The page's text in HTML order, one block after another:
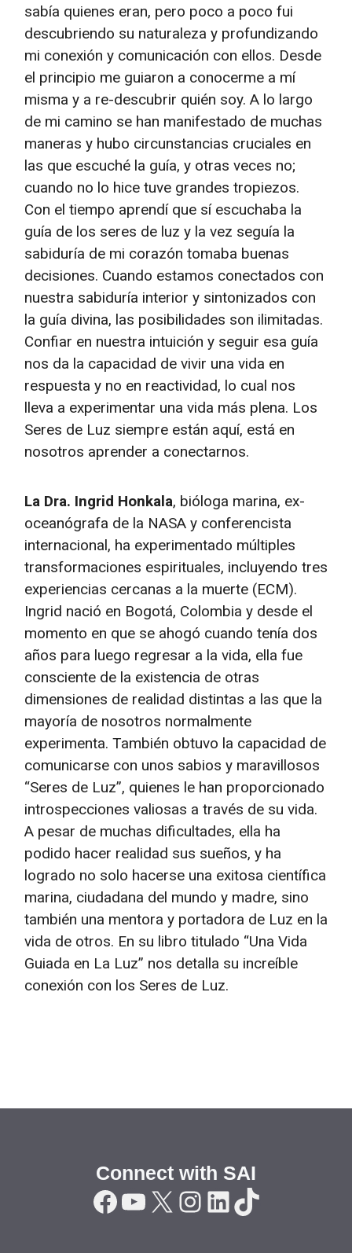
sabía quienes eran, pero poco a poco fui
descubriendo su naturaleza y profundizando
mi conexión y comunicación con ellos. Desde
el principio me guiaron a conocerme a mí
misma y a re-descubrir quién soy. A lo largo
de mi camino se han manifestado de muchas
maneras y hubo circunstancias cruciales en
las que escuché la guía, y otras veces no;
cuando no lo hice tuve grandes tropiezos.
Con el tiempo aprendí que sí escuchaba la
guía de los seres de luz y la vez seguía la
sabiduría de mi corazón tomaba buenas
decisiones. Cuando estamos conectados con
nuestra sabiduría interior y sintonizados con
la guía divina, las posibilidades son ilimitadas.
Confiar en nuestra intuición y seguir esa guía
nos da la capacidad de vivir una vida en
respuesta y no en reactividad, lo cual nos
lleva a experimentar una vida más plena. Los
Seres de Luz siempre están aquí, está en
nosotros aprender a conectarnos.
La Dra. Ingrid Honkala, bióloga marina, ex-
oceanógrafa de la NASA y conferencista
internacional, ha experimentado múltiples
transformaciones espirituales, incluyendo tres
experiencias cercanas a la muerte (ECM).
Ingrid nació en Bogotá, Colombia y desde el
momento en que se ahogó cuando tenía dos
años para luego regresar a la vida, ella fue
consciente de la existencia de otras
dimensiones de realidad distintas a las que la
mayoría de nosotros normalmente
experimenta. También obtuvo la capacidad de
comunicarse con unos sabios y maravillosos
“Seres de Luz”, quienes le han proporcionado
introspecciones valiosas a través de su vida.
A pesar de muchas dificultades, ella ha
podido hacer realidad sus sueños, y ha
logrado no solo hacerse una exitosa científica
marina, ciudadana del mundo y madre, sino
también una mentora y portadora de Luz en la
vida de otros. En su libro titulado “Una Vida
Guiada en La Luz” nos detalla su increíble
conexión con los Seres de Luz.
Connect with SAI
Facebook
YouTube
X Instagram
LinkedIn
TikTok